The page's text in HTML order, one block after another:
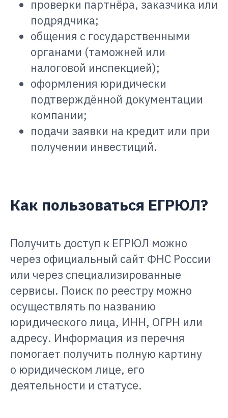
проверки партнёра, заказчика или
подрядчика;
общения с государственными
органами (таможней или
налоговой инспекцией);
оформления юридически
подтверждённой документации
компании;
подачи заявки на кредит или при
получении инвестиций.
Как пользоваться ЕГРЮЛ?
Получить доступ к ЕГРЮЛ можно
через официальный сайт ФНС России
или через специализированные
сервисы. Поиск по реестру можно
осуществлять по названию
юридического лица, ИНН, ОГРН или
адресу. Информация из перечня
помогает получить полную картину
о юридическом лице, его
деятельности и статусе.